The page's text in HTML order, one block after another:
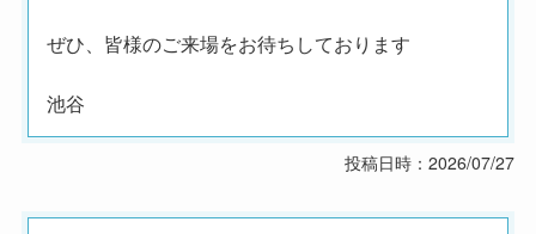
ぜひ、皆様のご来場をお待ちしております
池谷
投稿日時：2026/07/27